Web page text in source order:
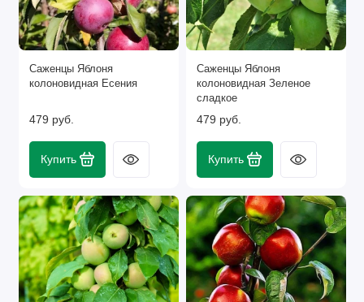
Саженцы Яблоня
колоновидная Есения
479 руб.
Купить
Саженцы Яблоня
колоновидная Зеленое
сладкое
479 руб.
Купить